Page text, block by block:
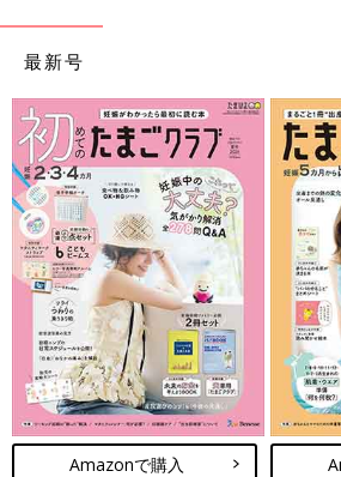
わが家の頼りになるお姉ちゃん、長女8歳の誕生日を
い。
そんな中で救われたのは、SNSで見かけ
（※）”のポスト。
育児中のあるあるシーンに、大沢たかお
が添えられていて…。
寝かしつけ後のベッドで思わず1人で声を
した。
結婚前は仕事の告知などでTwitter
も使
とんどTwitterを開かなくなってしまい
なくてもうXですね･･･。いまだにそのレ
久々にこんなに長い時間Xを見ました。
ぇ」なポストがどんどん出てくる。
最新号
Amazonで購入